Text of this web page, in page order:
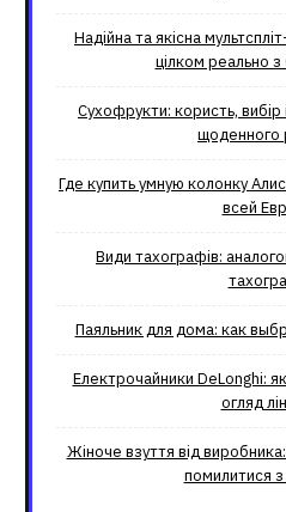
Надійна та якісна
цілком реально
Сухофрукти: користь,
щоденного
Где купить умную колонку
всей
Види тахографів:
Паяльник для дома: как
Електрочайники DeLonghi:
огляд
Жіноче взуття від
помилитися